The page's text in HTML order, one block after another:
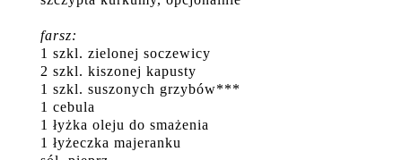
farsz:
1 szkl. zielonej soczewicy
2 szkl. kiszonej kapusty
1 szkl. suszonych grzybów***
1 cebula
1 łyżka oleju do smażenia
1 łyżeczka majeranku